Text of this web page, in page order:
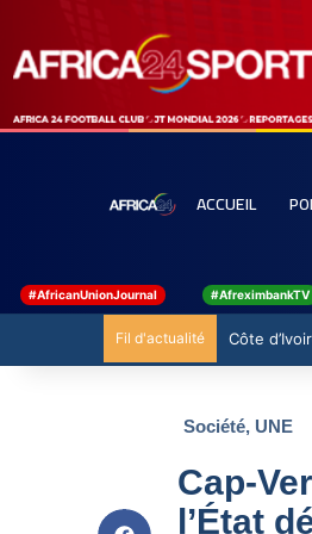
ACCUEIL
#AfricanUnionJournal #AfreximbankTV
Fil d'actualité Côte
Société, UNE
Cap-
l’État